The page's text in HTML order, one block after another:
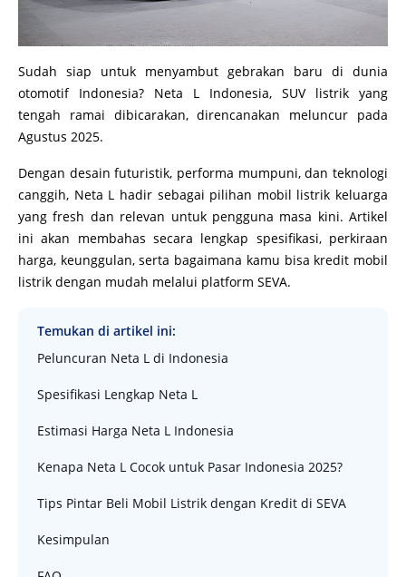
Sudah siap untuk menyambut gebrakan baru di dunia
otomotif Indonesia? Neta L Indonesia, SUV listrik yang
tengah ramai dibicarakan, direncanakan meluncur pada
Agustus 2025.
Dengan desain futuristik, performa mumpuni, dan teknologi
canggih, Neta L hadir sebagai pilihan mobil listrik keluarga
yang fresh dan relevan untuk pengguna masa kini. Artikel
ini akan membahas secara lengkap spesifikasi, perkiraan
harga, keunggulan, serta bagaimana kamu bisa kredit mobil
listrik dengan mudah melalui platform SEVA.
Temukan di artikel ini:
Peluncuran Neta L di Indonesia
Spesifikasi Lengkap Neta L
Estimasi Harga Neta L Indonesia
Kenapa Neta L Cocok untuk Pasar Indonesia 2025?
Tips Pintar Beli Mobil Listrik dengan Kredit di SEVA
Kesimpulan